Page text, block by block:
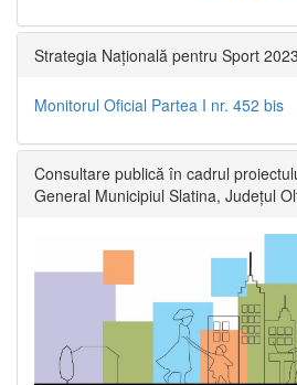
Strategia Națională pentru Sport
Monitorul Oficial Partea I nr. 452 bis
Consultare publică în cadrul
General Municipiul Slatina, Județul